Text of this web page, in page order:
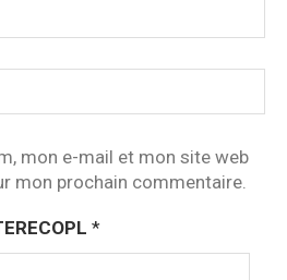
mon e-mail et mon site web
mon prochain commentaire.
*